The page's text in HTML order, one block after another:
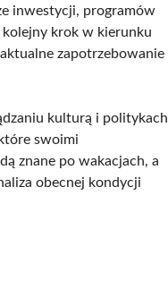
inwestycji, programów
krok w kierunku
zapotrzebowanie
kulturą i politykach
swoimi
znane po wakacjach, a
obecnej kondycji